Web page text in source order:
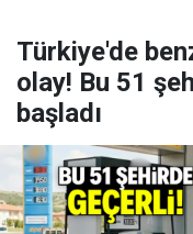
Türkiye'de
olay! Bu 51
başladı